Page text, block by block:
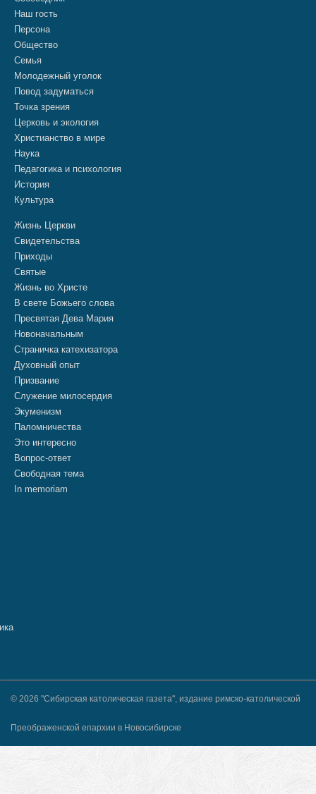
Наш гость
Персона
Общество
Семья
Молодежный уголок
Повод задуматься
Точка зрения
Церковь и экология
Христианство в мире
Наука
Педагогика и психология
История
Культура
Жизнь Церкви
Свидетельства
Приходы
Святые
Жизнь во Христе
В свете Божьего слова
Пресвятая Дева Мария
Новоначальным
Страничка катехизатора
Духовный опыт
Призвание
Служение милосердия
Экуменизм
Паломничества
Это интересно
Вопрос-ответ
Свободная тема
In memoriam
© 2026 "Сибирская католическая газета", издание римско-католической
Преображенской епархии в Новосибирске